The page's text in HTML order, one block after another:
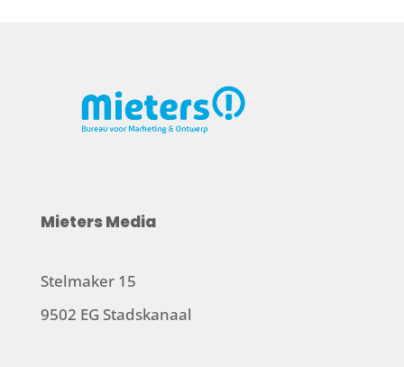
Mieters Media
Stelmaker 15
9502 EG Stadskanaal